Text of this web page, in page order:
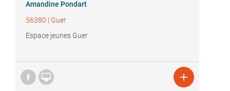
Amandine Pondart
56380 | Guer
Espace jeunes Guer
 